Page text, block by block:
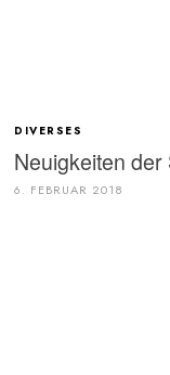
DIVERSES
Neuigkeiten
6. FEBRUAR 2018